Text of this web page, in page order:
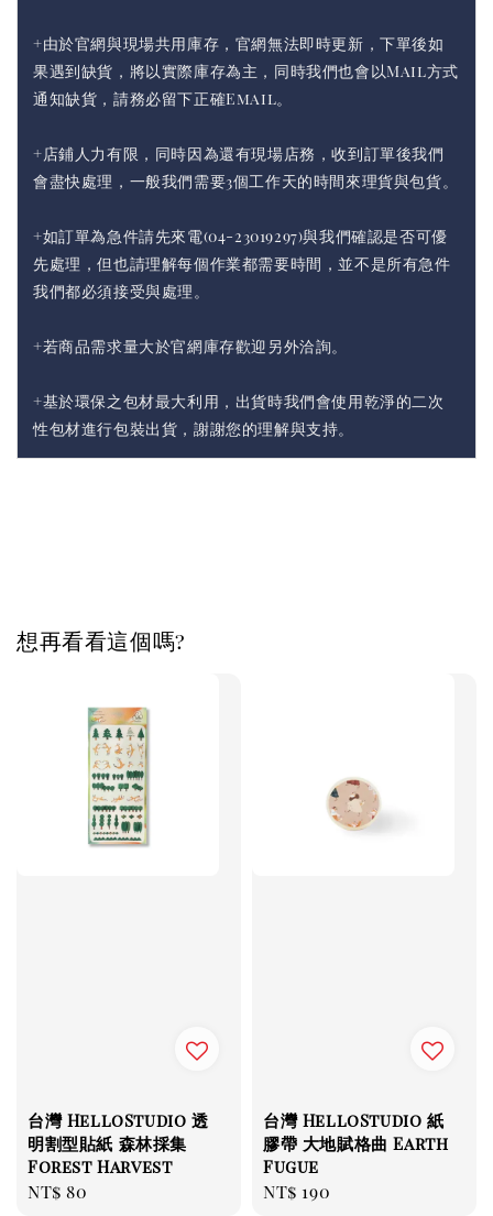
+由於官網與現場共用庫存，官網無法即時更新，下單後如
果遇到缺貨，將以實際庫存為主，同時我們也會以Mail方式
通知缺貨，請務必留下正確Email。
+店鋪人力有限，同時因為還有現場店務，收到訂單後我們
會盡快處理，一般我們需要3個工作天的時間來理貨與包貨。
+如訂單為急件請先來電(04-23019297)與我們確認是否可優
先處理，但也請理解每個作業都需要時間，並不是所有急件
我們都必須接受與處理。
+若商品需求量大於官網庫存歡迎另外洽詢。
+基於環保之包材最大利用，出貨時我們會使用乾淨的二次
性包材進行包裝出貨，謝謝您的理解與支持。
想再看看這個嗎?
台灣 HelloStudio 透
明割型貼紙 森林採集
Forest Harvest
Regular
NT$ 80
台灣 HelloStudio 紙
膠帶 大地賦格曲 Earth
Fugue
Regular
NT$ 190